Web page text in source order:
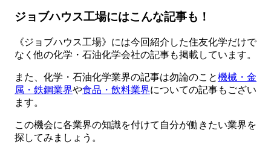
ジョブハウス工場にはこんな記事も！
《ジョブハウス工場》には今回紹介した住友化学だけで
なく他の化学・石油化学会社の記事も掲載しています。
また、化学・石油化学業界の記事は勿論のこと機械・金
属・鉄鋼業界や食品・飲料業界についての記事もござい
ます。
この機会に各業界の知識を付けて自分が働きたい業界を
探してみましょう。